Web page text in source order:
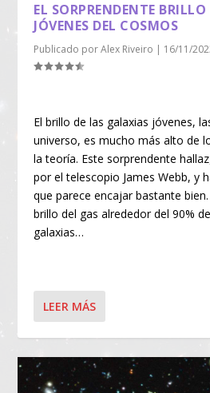
EL SORPRENDENTE
JÓVENES DEL COSMOS
Publicado porAlex Riveiro | 16/11/
El brillo de las galaxias jóvenes,
universo, es mucho más alto de
la teoría. Este sorprendente
por el telescopio James Webb, y
que parece encajar bastante
brillo del gas alrededor del 90%
galaxias…
LEER MÁS